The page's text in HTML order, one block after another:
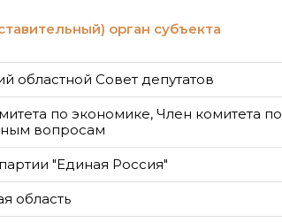
орган субъекта
областной Совет депутатов
по экономике, Член комитета по
вопросам
"Единая Россия"
область